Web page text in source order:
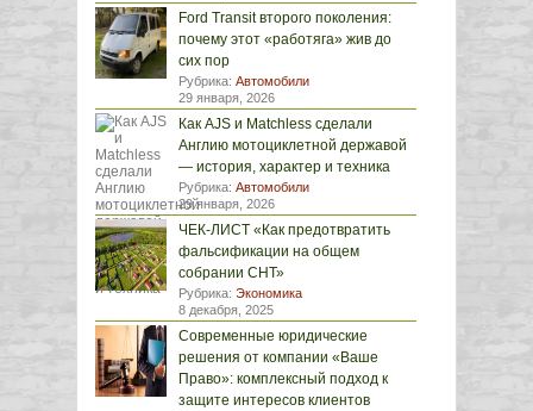
Ford Transit второго поколения:
почему этот «работяга» жив до
сих пор
Рубрика: Автомобили
29 января, 2026
Как AJS и Matchless сделали
Англию мотоциклетной державой
— история, характер и техника
Рубрика: Автомобили
29 января, 2026
ЧЕК-ЛИСТ «Как предотвратить
фальсификации на общем
собрании СНТ»
Рубрика: Экономика
8 декабря, 2025
Современные юридические
решения от компании «Ваше
Право»: комплексный подход к
защите интересов клиентов